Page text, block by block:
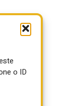
o ID